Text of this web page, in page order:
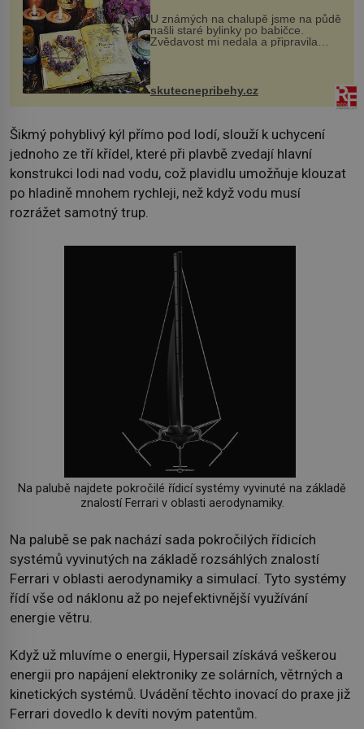
U známých na chalupě jsme na půdě
našli staré bylinky po babičce.
Zvědavost mi nedala a připravila
jsem si z nich lektvar… Zimní pobyt
na chalupě se pro mě vlastní vinou
změnil v děsivý zážitek, na kt...
skutecnepribehy.cz
Šikmý pohyblivý kýl přímo pod lodí, slouží k uchycení
jednoho ze tří křídel, které při plavbě zvedají hlavní
konstrukci lodi nad vodu, což plavidlu umožňuje klouzat
po hladině mnohem rychleji, než když vodu musí
rozrážet samotný trup.
Na palubě najdete pokročilé řídicí systémy vyvinuté na základě
znalostí Ferrari v oblasti aerodynamiky.
Na palubě se pak nachází sada pokročilých řídicích
systémů vyvinutých na základě rozsáhlých znalostí
Ferrari v oblasti aerodynamiky a simulací. Tyto systémy
řídí vše od náklonu až po nejefektivnější využívání
energie větru.
Když už mluvíme o energii, Hypersail získává veškerou
energii pro napájení elektroniky ze solárních, větrných a
kinetických systémů. Uvádění těchto inovací do praxe již
Ferrari dovedlo k devíti novým patentům.